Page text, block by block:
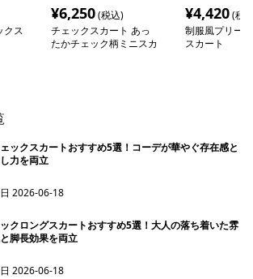
クス
¥6,250(税込)
チェックスカート あっ
たかチェック柄ミニスカ
¥4,420(税
制服風プリー
スカート
ックスカートおすすめ5選！コーデが華やぐ存在感と
力を両立
2026-06-18
クロングスカートおすすめ5選！大人の落ち着いた雰
脚長効果を両立
2026-06-18